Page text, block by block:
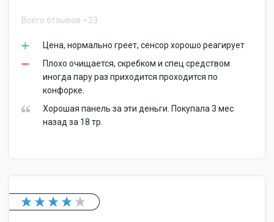
Всего отзывов 23
Цена, нормально греет, сенсор хорошо реагирует
Плохо очищается, скребком и спец средством
иногда пару раз приходится проходится по
конфорке.
Хорошая панель за эти деньги. Покупала 3 мес
назад за 18 тр.